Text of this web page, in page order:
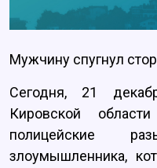
Мужчину спугнул
Сегодня, 21
Кировской
полицейские
злоумышленника,